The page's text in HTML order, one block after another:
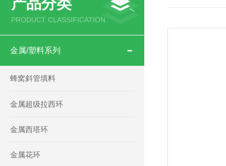
PRODUCT CLASSIFICATION
金属/塑料系列
蜂窝斜管填料
金属超级拉西环
金属西塔环
金属花环